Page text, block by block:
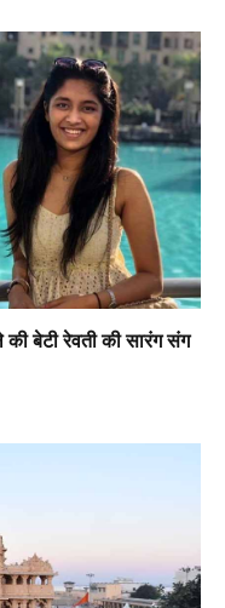
बेटी रेवती की सारंग संग